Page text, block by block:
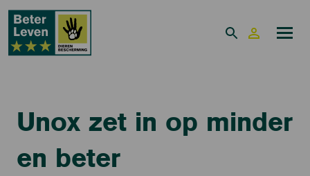
Unox zet in op minder
en beter